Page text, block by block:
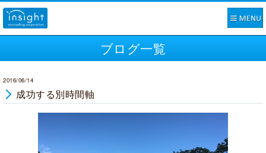
ブログ一覧
2016/06/14
成功する別時間軸